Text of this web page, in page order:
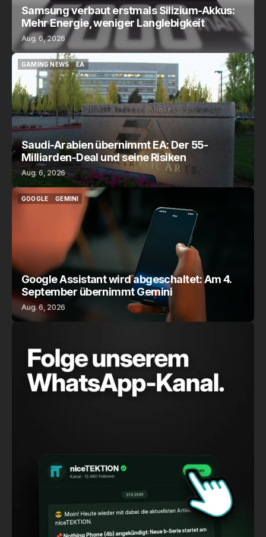
Samsung verbaut erstmals Silizium-Akkus:
Mehr Energie, weniger Langlebigkeit
Aug. 6, 2026
GAMING NEWS
GAMING NEWS
EA
EA
Saudi-Arabien übernimmt EA: Der 55-
Milliarden-Deal und seine Risiken
Aug. 6, 2026
GOOGLE
GEMINI
Google Assistant wird abgeschaltet: Am 4.
September übernimmt Gemini
Aug. 6, 2026